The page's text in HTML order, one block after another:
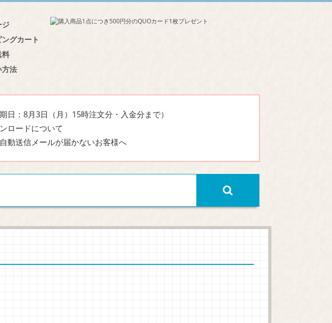
ジ
グカート
料
方法
日：8月3日（月）15時注文分・入金分まで）
ロードについて
動送信メールが届かないお客様へ